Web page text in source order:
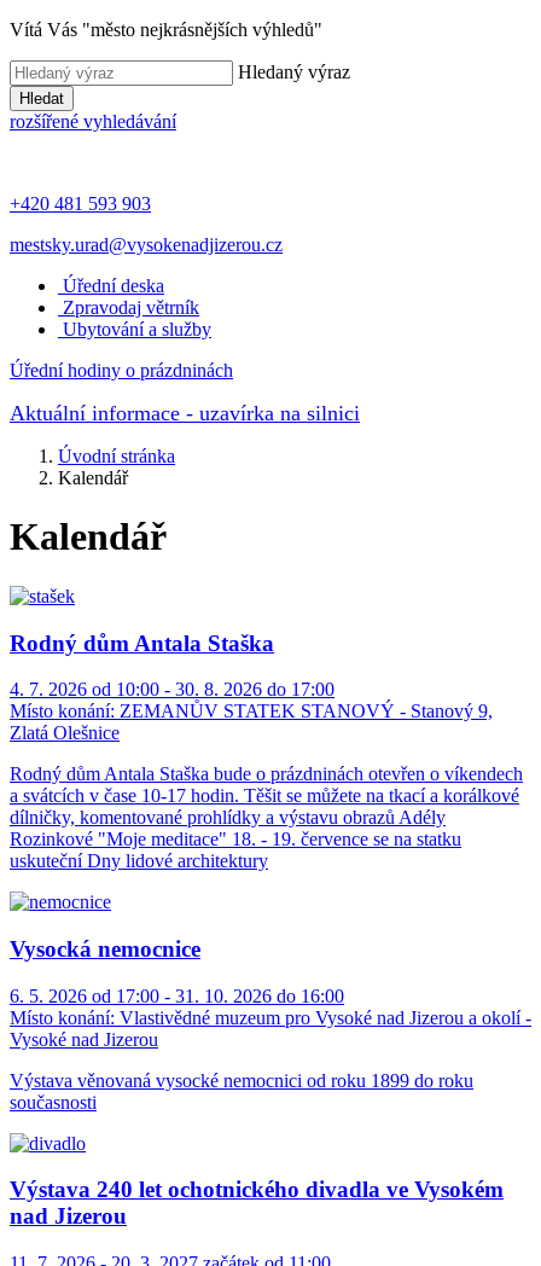
Vítá Vás "město nejkrásnějších výhledů"
Hledaný výraz
Hledat
rozšířené vyhledávání
+420 481 593 903
mestsky.urad@vysokenadjizerou.cz
Úřední deska
Zpravodaj větrník
Ubytování a služby
Úřední hodiny o prázdninách
Aktuální informace - uzavírka na silnici
Úvodní stránka
Kalendář
Kalendář
Rodný dům Antala Staška
4. 7. 2026 od 10:00 - 30. 8. 2026 do 17:00
Místo konání: ZEMANŮV STATEK STANOVÝ - Stanový 9,
Zlatá Olešnice
Rodný dům Antala Staška bude o prázdninách otevřen o víkendech
a svátcích v čase 10-17 hodin. Těšit se můžete na tkací a korálkové
dílničky, komentované prohlídky a výstavu obrazů Adély
Rozinkové "Moje meditace" 18. - 19. července se na statku
uskuteční Dny lidové architektury
Vysocká nemocnice
6. 5. 2026 od 17:00 - 31. 10. 2026 do 16:00
Místo konání: Vlastivědné muzeum pro Vysoké nad Jizerou a okolí -
Vysoké nad Jizerou
Výstava věnovaná vysocké nemocnici od roku 1899 do roku
současnosti
Výstava 240 let ochotnického divadla ve Vysokém
nad Jizerou